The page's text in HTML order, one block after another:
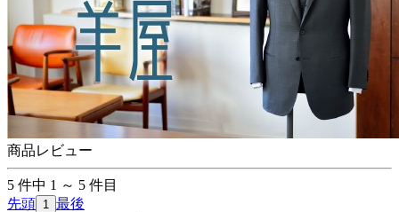
商品レビュー
5 件中 1 ～ 5 件目
先頭 1 最後